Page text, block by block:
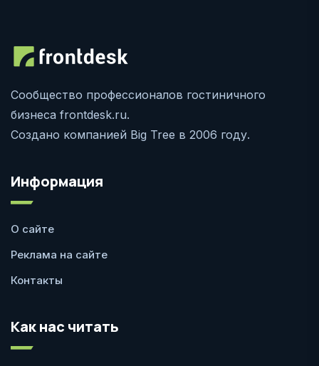
Сообщество профессионалов гостиничного
бизнеса frontdesk.ru.
Создано компанией Big Tree в 2006 году.
Информация
О сайте
Реклама на сайте
Контакты
Как нас читать